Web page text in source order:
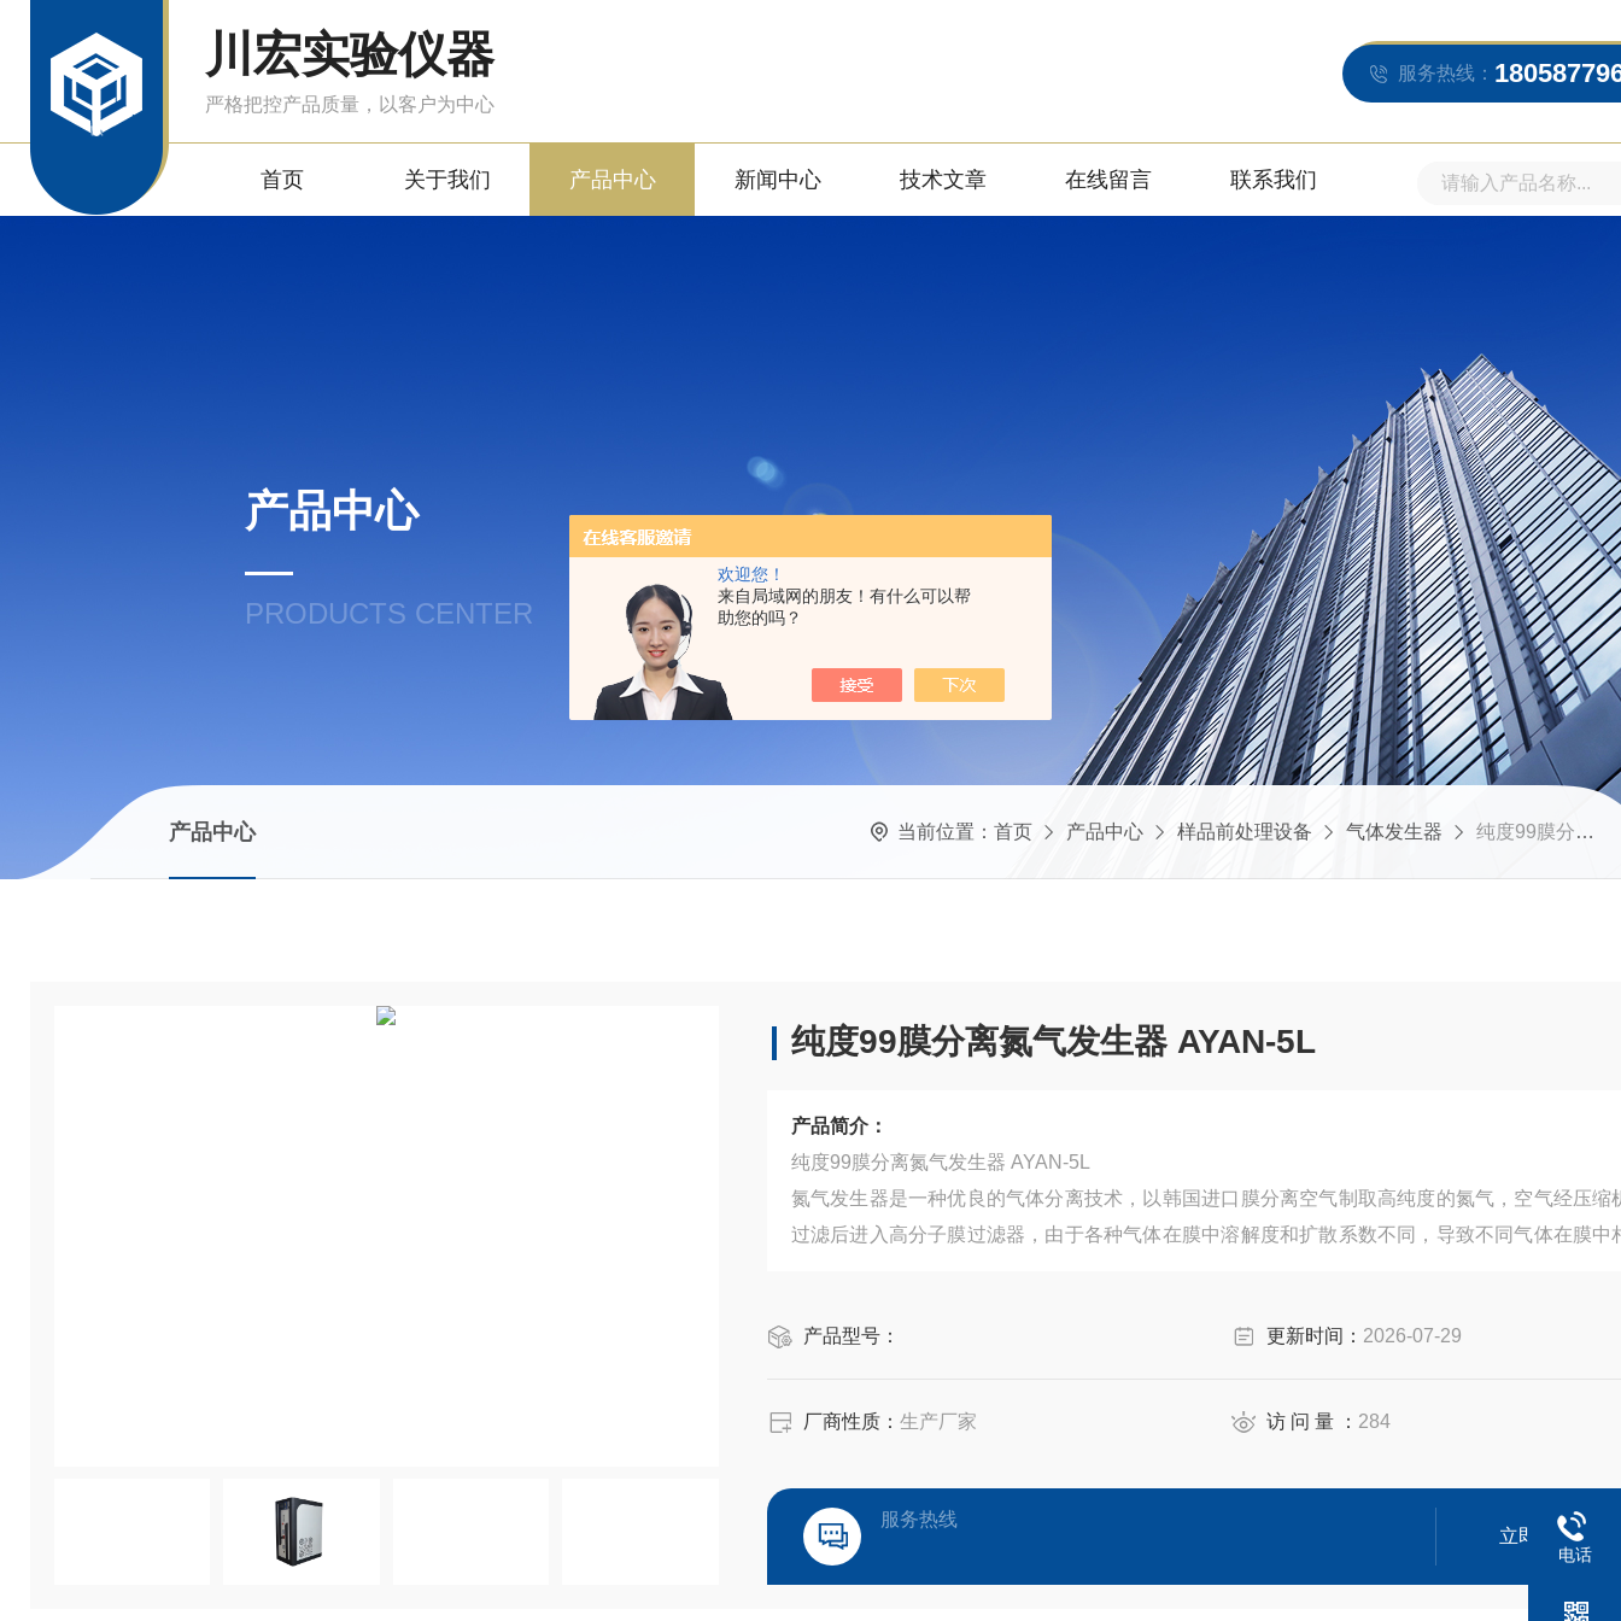
欢迎您！
来自局域网的朋友！有什么可以帮
助您的吗？
川宏实验仪器
严格把控产品质量，以客户为中心
服务热线：
首页 关于我们 产品中心 新闻中心 技术文章 在线留言 联系我们
产品中心
PRODUCTS CENTER
产品中心 当前位置： 首页 产品中心 样品前处理设备 气体发生器 纯度99膜分离氮气发生器 AYAN-5L
纯度99膜分离氮气发生器 AYAN-5L
产品简介：
纯度99膜分离氮气发生器 AYAN-5L
氮气发生器是一种优良的气体分离技术，以韩国进口膜分离空气制取高纯度的氮气，空气经压缩
过滤后进入高分子膜过滤器，由于各种气体在膜中溶解度和扩散系数不同，导致不同气体在膜中
产品型号：
更新时间： 2026-07-29
厂商性质： 生产厂家 访 问 量 ： 284
服务热线
立即咨询
电话